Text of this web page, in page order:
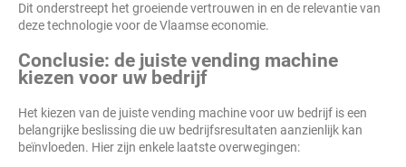
Dit onderstreept het groeiende vertrouwen in en de relevantie van
deze technologie voor de Vlaamse economie.
Conclusie: de juiste vending machine
kiezen voor uw bedrijf
Het kiezen van de juiste vending machine voor uw bedrijf is een
belangrijke beslissing die uw bedrijfsresultaten aanzienlijk kan
beïnvloeden. Hier zijn enkele laatste overwegingen: